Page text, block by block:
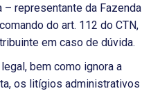
representante da Fazenda
do art. 112 do CTN,
em caso de dúvida.
bem como ignora a
os litígios administrativos